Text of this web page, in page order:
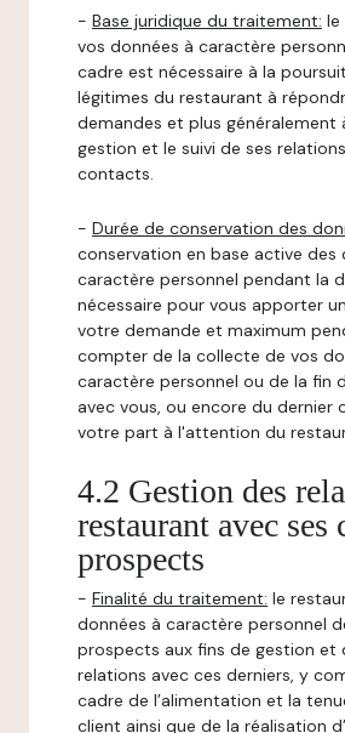
- Base juridique du traitement: le
vos données à caractère
cadre est nécessaire à la
légitimes du restaurant à
demandes et plus généralement
gestion et le suivi de ses
contacts.
- Durée de conservation des
conservation en base active des
caractère personnel pendant la
nécessaire pour vous apporter
votre demande et maximum
compter de la collecte de vos
caractère personnel ou de la fin
avec vous, ou encore du dernier
votre part à l'attention du
4.2 Gestion des
restaurant avec ses
prospects
- Finalité du traitement: le
données à caractère personnel
prospects aux fins de gestion et
relations avec ces derniers, y
cadre de l’alimentation et la
client ainsi que de la réalisation